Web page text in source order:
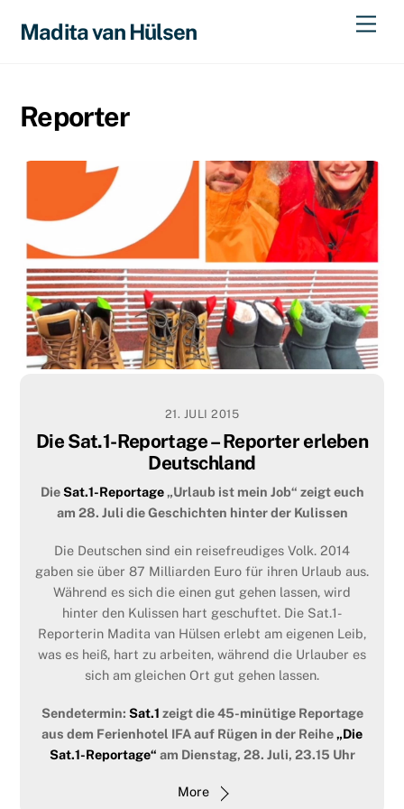
Madita van Hülsen
Reporter
24. NOVEMBER 2017
Der große Winterstiefeltest
Dienstag 28.11.2017! Wie gut halten Winter-Wanderschuhe
die Füße warm? Und wie viel Grip bieten die Schuhe bei Eis
Madita van Hülsen testen insgesamt vier Paar wärmende
Winterschuhe. Wer am Ende nasse Füße bekommt, das
erfahrt ihr am 28.11.2017 ab 22.15 Uhr im
K1 Magazin bei
Also zieht euch warm…
More
21. JULI 2015
Die Sat.1-Reportage – Reporter erleben
Deutschland
DieSat.1-Reportage„Urlaub ist mein Job“ zeigt euch
am 28. Juli die Geschichten hinter der Kulissen
Die Deutschen sind ein reisefreudiges Volk. 2014
gaben sie über 87 Milliarden Euro für ihren Urlaub aus.
Während es sich die einen gut gehen lassen, wird
hinter den Kulissen hart geschuftet. Die Sat.1-
Reporterin Madita van Hülsen erlebt am eigenen Leib,
was es heiß, hart zu arbeiten, während die Urlauber es
sich am gleichen Ort gut gehen lassen.
Sendetermin: Sat.1 zeigt die 45-minütige Reportage
aus dem Ferienhotel IFA auf Rügen in der Reihe„Die
Sat.1-Reportage“ am Dienstag, 28. Juli, 23.15 Uhr
More